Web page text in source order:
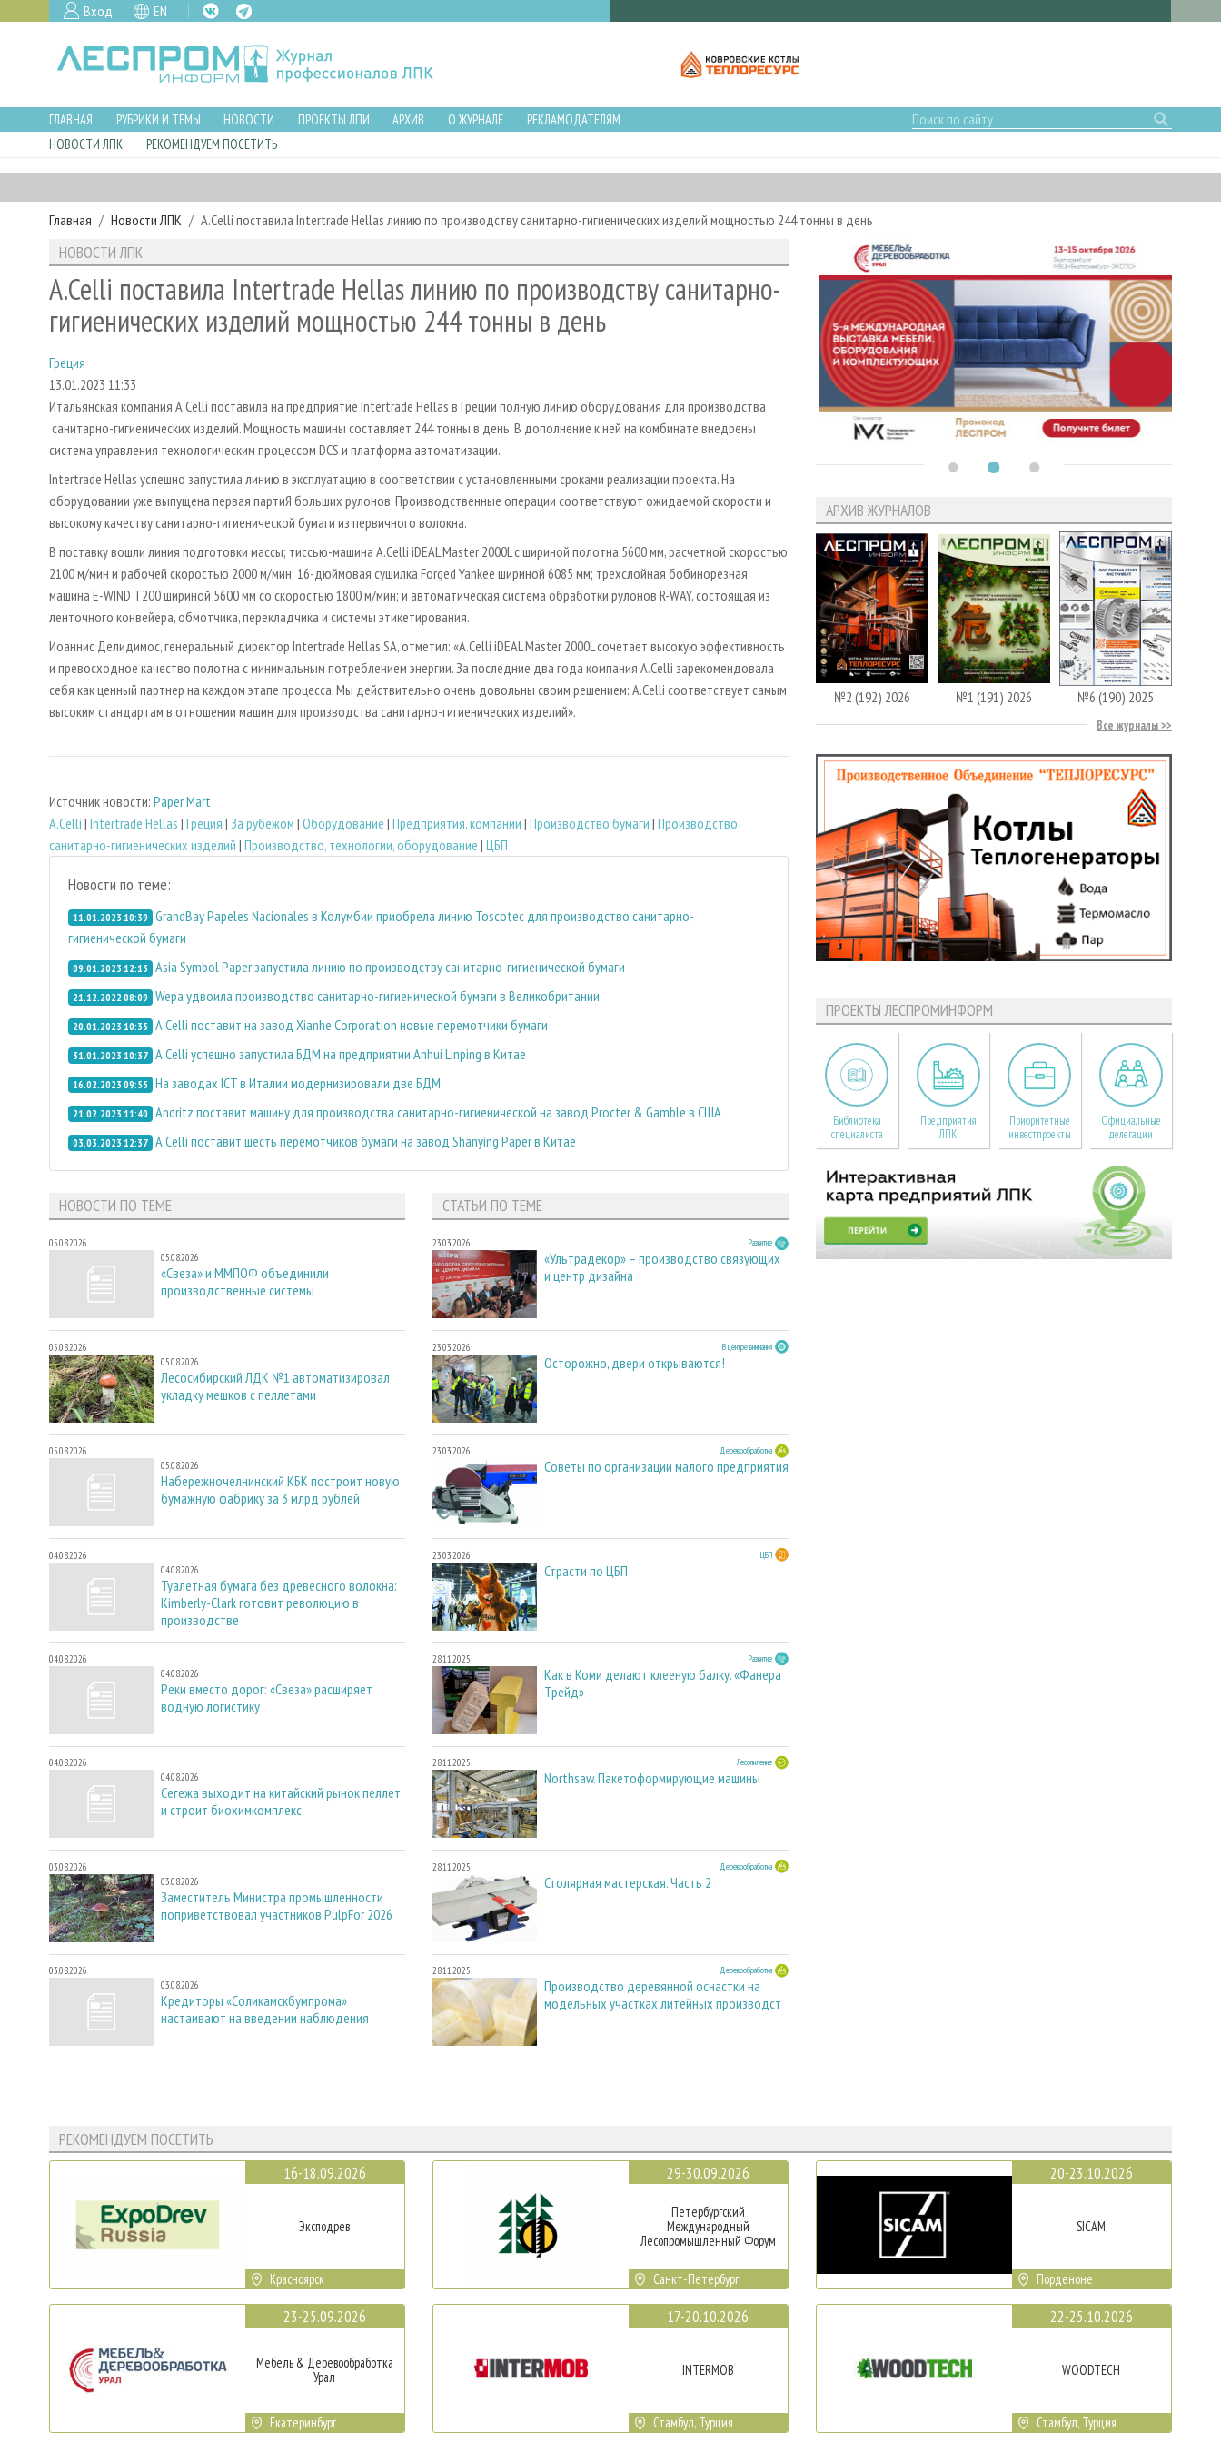
Вход EN
ГЛАВНАЯ РУБРИКИ И ТЕМЫ НОВОСТИ ПРОЕКТЫ ЛПИ АРХИВ О ЖУРНАЛЕ
РЕКЛАМОДАТЕЛЯМ
НОВОСТИ ЛПК
РЕКОМЕНДУЕМ ПОСЕТИТЬ
Главная Новости ЛПК A.Celli поставила Intertrade Hellas линию по производству санитарно-гигиенических изделий мощностью 244 тонны в день
НОВОСТИ ЛПК
A.Celli поставила Intertrade Hellas линию по производству санитарно-
гигиенических изделий мощностью 244 тонны в день
Греция
13.01.2023 11:33
Итальянская компания A.Celli поставила на предприятие Intertrade Hellas в Греции полную линию оборудования для производства
санитарно-гигиенических изделий. Мощность машины составляет 244 тонны в день. В дополнение к ней на комбинате внедрены
система управления технологическим процессом DCS и платформа автоматизации.
Intertrade Hellas успешно запустила линию в эксплуатацию в соответствии с установленными сроками реализации проекта. На
оборудовании уже выпущена первая партиЯ больших рулонов. Производственные операции соответствуют ожидаемой скорости и
высокому качеству санитарно-гигиенической бумаги из первичного волокна.
В поставку вошли линия подготовки массы; тиссью-машина A.Celli iDEAL Master 2000L с шириной полотна 5600 мм, расчетной скоростью
2100 м/мин и рабочей скоростью 2000 м/мин; 16-дюймовая сушилка Forged Yankee шириной 6085 мм; трехслойная бобинорезная
машина E-WIND T200 шириной 5600 мм со скоростью 1800 м/мин; и автоматическая система обработки рулонов R-WAY, состоящая из
ленточного конвейера, обмотчика, перекладчика и системы этикетирования.
Иоаннис Делидимос, генеральный директор Intertrade Hellas SA, отметил: «A.Celli iDEAL Master 2000L сочетает высокую эффективность
и превосходное качество полотна с минимальным потреблением энергии. За последние два года компания A.Celli зарекомендовала
себя как ценный партнер на каждом этапе процесса. Мы действительно очень довольны своим решением: A.Celli соответствует самым
высоким стандартам в отношении машин для производства санитарно-гигиенических изделий».
Источник новости: Paper Mart
A.Celli | Intertrade Hellas | Греция | За рубежом | Оборудование | Предприятия, компании | Производство бумаги | Производство
санитарно-гигиенических изделий | Производство, технологии, оборудование | ЦБП
Новости по теме:
11.01.2023 10:39 GrandBay Papeles Nacionales в Колумбии приобрела линию Toscotec для производство санитарно-
гигиенической бумаги
09.01.2023 12:13 Asia Symbol Paper запустила линию по производству санитарно-гигиенической бумаги
21.12.2022 08:09 Wepa удвоила производство санитарно-гигиенической бумаги в Великобритании
20.01.2023 10:35 A.Celli поставит на завод Xianhe Corporation новые перемотчики бумаги
31.01.2023 10:37 A.Celli успешно запустила БДМ на предприятии Anhui Linping в Китае
16.02.2023 09:55 На заводах ICT в Италии модернизировали две БДМ
21.02.2023 11:40 Andritz поставит машину для производства санитарно-гигиенической на завод Procter & Gamble в США
03.03.2023 12:37 A.Celli поставит шесть перемотчиков бумаги на завод Shanying Paper в Китае
НОВОСТИ ПО ТЕМЕ
05.08.2026
05.08.2026
«Свеза» и ММПОФ объединили
производственные системы
05.08.2026
05.08.2026
Лесосибирский ЛДК №1 автоматизировал
укладку мешков с пеллетами
05.08.2026
05.08.2026
Набережночелнинский КБК построит новую
бумажную фабрику за 3 млрд рублей
04.08.2026
04.08.2026
Туалетная бумага без древесного волокна:
Kimberly-Clark готовит революцию в
производстве
04.08.2026
04.08.2026
Реки вместо дорог: «Свеза» расширяет
водную логистику
04.08.2026
04.08.2026
Сегежа выходит на китайский рынок пеллет
и строит биохимкомплекс
03.08.2026
03.08.2026
Заместитель Министра промышленности
поприветствовал участников PulpFor 2026
03.08.2026
03.08.2026
Кредиторы «Соликамскбумпрома»
настаивают на введении наблюдения
СТАТЬИ ПО ТЕМЕ
23.03.2026 Развитие
«Ультрадекор» – производство связующих
и центр дизайна
23.03.2026 В центре внимания
Осторожно, двери открываются!
23.03.2026 Деревообработка
Советы по организации малого предприятия
23.03.2026 ЦБП
Страсти по ЦБП
28.11.2025 Развитие
Как в Коми делают клееную балку. «Фанера
Трейд»
28.11.2025 Лесопиление
Northsaw. Пакетоформирующие машины
28.11.2025 Деревообработка
Столярная мастерская. Часть 2
28.11.2025 Деревообработка
Производство деревянной оснастки на
модельных участках литейных производст
АРХИВ ЖУРНАЛОВ
№2 (192) 2026 №1 (191) 2026 №6 (190) 2025
Все журналы
ПРОЕКТЫ ЛЕСПРОМИНФОРМ
Библиотека
специалиста
Предприятия
ЛПК
Приоритетные
инвестпроекты
Официальные
делегации
РЕКОМЕНДУЕМ ПОСЕТИТЬ
16-18.09.2026
Эксподрев
Красноярск
23-25.09.2026
Мебель & Деревообработка
Урал
Екатеринбург
29-30.09.2026
Петербургский
Международный
Лесопромышленный Форум
Санкт-Петербург
17-20.10.2026
INTERMOB
Стамбул, Турция
20-23.10.2026
SICAM
Порденоне
22-25.10.2026
WOODTECH
Стамбул, Турция